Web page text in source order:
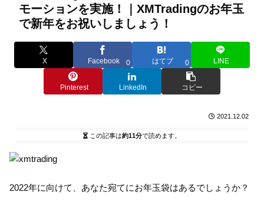
モーションを実施！｜XMTradingのお年玉
で新年をお祝いしましょう！
X Facebook 0 はてブ 0 LINE
Pinterest LinkedIn コピー
2021.12.02
この記事は約11分で読めます。
2022年に向けて、あなた宛てにお年玉袋はあるでしょうか？